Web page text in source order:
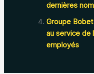
dernières
Groupe
au service de
employés